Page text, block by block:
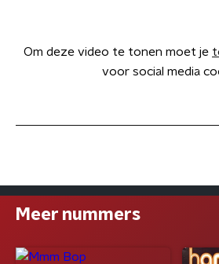
Om deze video te tonen moet je
voor social media
Meer nummers